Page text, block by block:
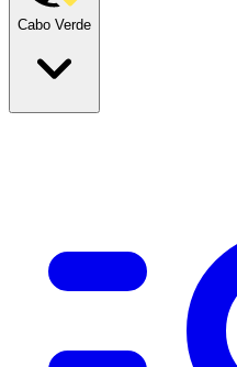
Cabo Verde